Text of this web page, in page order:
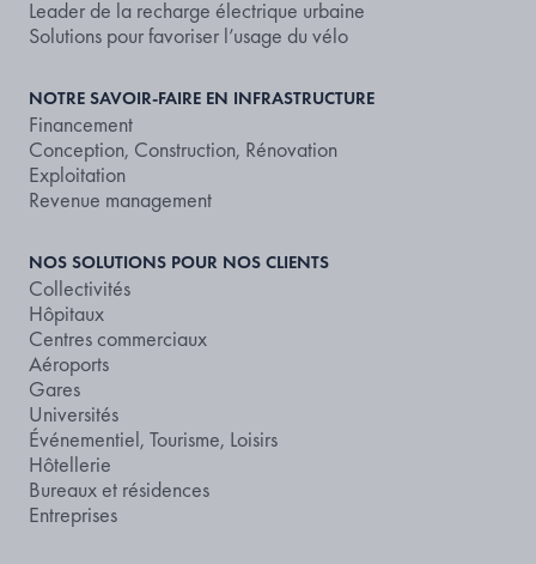
Leader de la recharge électrique urbaine
Solutions pour favoriser l’usage du vélo
NOTRE SAVOIR-FAIRE EN INFRASTRUCTURE
Financement
Conception, Construction, Rénovation
Exploitation
Revenue management
NOS SOLUTIONS POUR NOS CLIENTS
Collectivités
Hôpitaux
Centres commerciaux
Aéroports
Gares
Universités
Événementiel, Tourisme, Loisirs
Hôtellerie
Bureaux et résidences
Entreprises